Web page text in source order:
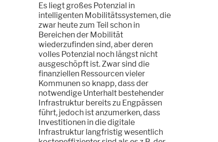
Es liegt großes Potenzial in
intelligenten Mobilitätssystemen, die
zwar heute zum Teil schon in
Bereichen der Mobilität
wiederzufinden sind, aber deren
volles Potenzial noch längst nicht
ausgeschöpft ist. Zwar sind die
finanziellen Ressourcen vieler
Kommunen so knapp, dass der
notwendige Unterhalt bestehender
Infrastruktur bereits zu Engpässen
führt, jedoch ist anzumerken, dass
Investitionen in die digitale
Infrastruktur langfristig wesentlich